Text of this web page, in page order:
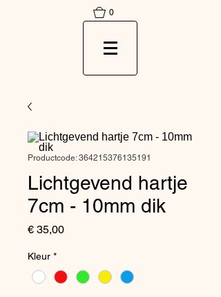
0
Productcode: 364215376135191
Lichtgevend hartje
7cm - 10mm dik
€ 35,00Prijs
Kleur *